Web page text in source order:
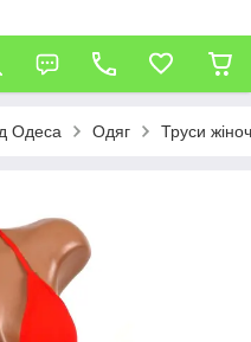
Одеса Одяг Труси